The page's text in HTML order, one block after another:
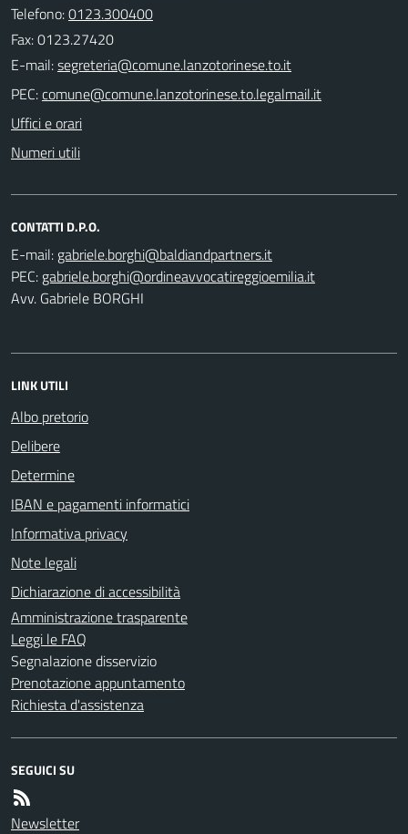
Telefono:0123.300400
Fax: 0123.27420
E-mail:
PEC:
Uffici e orari
Numeri utili
CONTATTI D.P.O.
E-mail:
PEC:
Avv. Gabriele BORGHI
LINK UTILI
Albo pretorio
Delibere
Determine
IBAN e pagamenti informatici
Informativa privacy
Note legali
Dichiarazione di accessibilità
Amministrazione trasparente
Leggi le FAQ
Segnalazione disservizio
Prenotazione appuntamento
Richiesta d'assistenza
SEGUICI SU
Newsletter